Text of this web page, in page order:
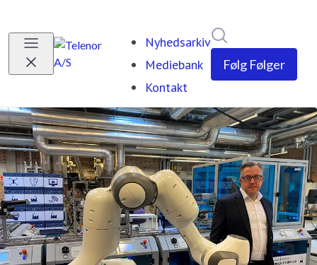
Nyhedsarkiv
Mediebank
Kontakt
Følg Følger